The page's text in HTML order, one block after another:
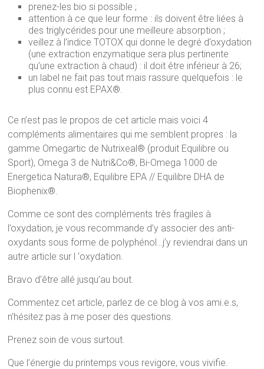
prenez-les bio si possible ;
attention à ce que leur forme : ils doivent être liées à
des triglycérides pour une meilleure absorption ;
veillez à l’indice TOTOX qui donne le degré d’oxydation
(une extraction enzymatique sera plus pertinente
qu’une extraction à chaud) : il doit être inférieur à 26;
un label ne fait pas tout mais rassure quelquefois : le
plus connu est EPAX®.
Ce n’est pas le propos de cet article mais voici 4
compléments alimentaires qui me semblent propres : la
gamme Omegartic de Nutrixeal® (produit Equilibre ou
Sport), Omega 3 de Nutri&Co®, Bi-Omega 1000 de
Energetica Natura®, Equilibre EPA // Equilibre DHA de
Biophenix®.
Comme ce sont des compléments très fragiles à
l’oxydation, je vous recommande d’y associer des anti-
oxydants sous forme de polyphénol…j’y reviendrai dans un
autre article sur l ‘oxydation.
Bravo d’être allé jusqu’au bout.
Commentez cet article, parlez de ce blog à vos ami.e.s,
n’hésitez pas à me poser des questions.
Prenez soin de vous surtout.
Que l’énergie du printemps vous revigore, vous vivifie.